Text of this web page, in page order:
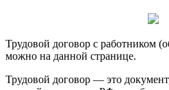
Трудовой договор с работником
можно на данной странице.
Трудовой договор — это